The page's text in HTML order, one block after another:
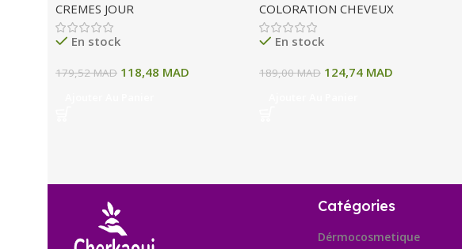
ML
CREMES JOUR
En stock
179,52MAD 118,48 MAD
A BLOND CLAIR CENDRE 135 ML
COLORATION CHEVEUX
En stock
189,00MAD 124,74 MAD
Catégories
Dérmocosmetique